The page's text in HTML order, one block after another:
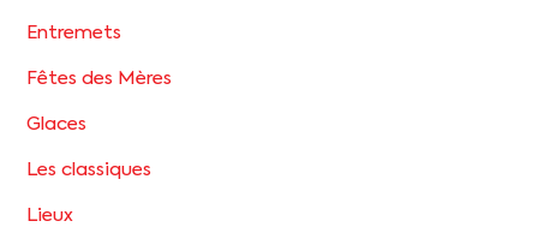
Entremets
Fêtes des Mères
Glaces
Les classiques
Lieux